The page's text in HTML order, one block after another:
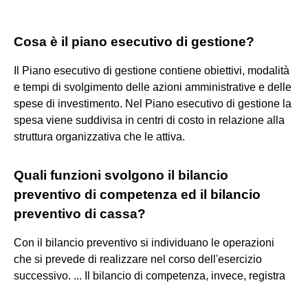
Cosa è il piano esecutivo di gestione?
Il Piano esecutivo di gestione contiene obiettivi, modalità
e tempi di svolgimento delle azioni amministrative e delle
spese di investimento. Nel Piano esecutivo di gestione la
spesa viene suddivisa in centri di costo in relazione alla
struttura organizzativa che le attiva.
Quali funzioni svolgono il bilancio
preventivo di competenza ed il bilancio
preventivo di cassa?
Con il bilancio preventivo si individuano le operazioni
che si prevede di realizzare nel corso dell'esercizio
successivo. ... Il bilancio di competenza, invece, registra